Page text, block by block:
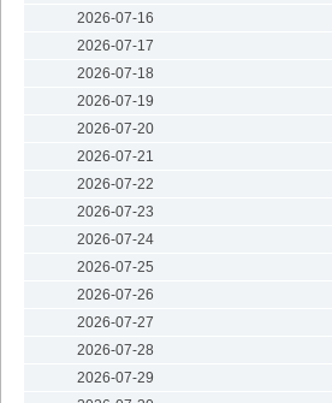
2026-07-16
2026-07-17
2026-07-18
2026-07-19
2026-07-20
2026-07-21
2026-07-22
2026-07-23
2026-07-24
2026-07-25
2026-07-26
2026-07-27
2026-07-28
2026-07-29